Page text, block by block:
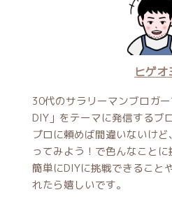
ヒゲオ
30代のサラリーマンブロガ
DIY」をテーマに発信するブ
プロに頼めば間違いないけ
ってみよう！で色んなこと
簡単にDIYに挑戦できること
れたら嬉しいです。